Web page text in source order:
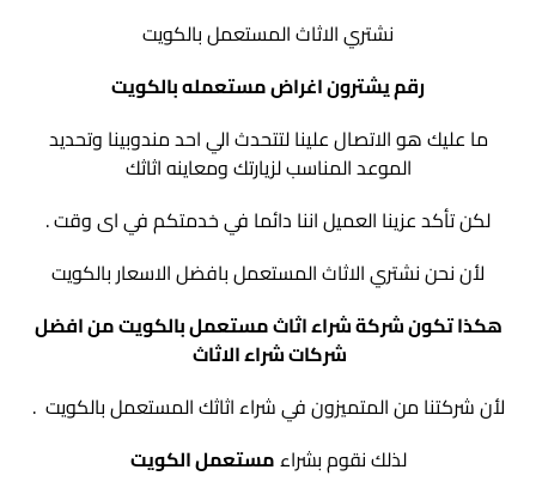
نشتري الاثاث المستعمل بالكويت
رقم يشترون اغراض مستعمله بالكويت
ما عليك هو الاتصال علينا لتتحدث الي احد مندوبينا وتحديد
الموعد المناسب لزيارتك ومعاينه اثاثك
لكن تأكد عزينا العميل اننا دائما في خدمتكم في اى وقت .
لأن نحن نشتري الاثاث المستعمل بافضل الاسعار بالكويت
هكذا تكون شركة شراء اثاث مستعمل بالكويت من افضل
شركات شراء الاثاث
لأن شركتنا من المتميزون في شراء اثاثك المستعمل بالكويت .
لذلك نقوم بشراءمستعمل الكويت